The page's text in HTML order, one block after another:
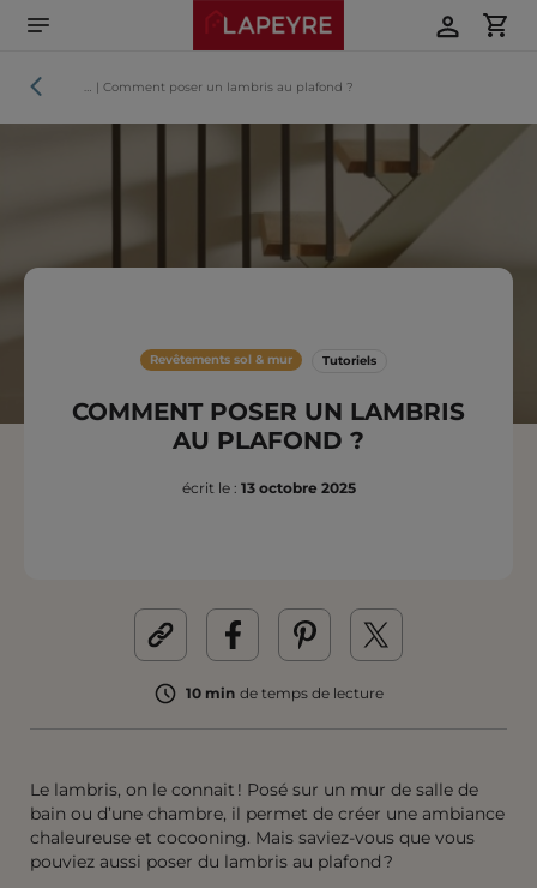
directement
contenu
Tutoriels | Comment poser un lambris au plafond ?
Revêtements sol & mur Tutoriels
COMMENT POSER UN LAMBRIS
AU PLAFOND ?
écrit le : 13 octobre 2025
10 min de temps de lecture
Le lambris, on le connait ! Posé sur un mur de salle de
bain ou d’une chambre, il permet de créer une ambiance
chaleureuse et cocooning. Mais saviez-vous que vous
pouviez aussi poser du lambris au plafond ?